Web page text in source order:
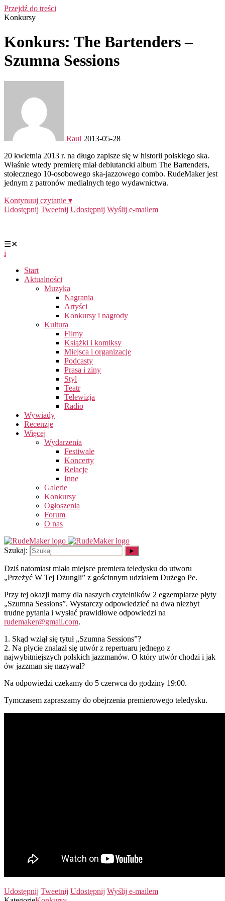
Przejdź do treści
Konkursy
Konkurs: The Bartenders –
Szumna Sessions
Raul 2013-05-28
20 kwietnia 2013 r. na długo zapisze się w historii polskiego ska.
Właśnie wtedy premierę miał debiutancki album The Bartenders,
stołecznego 10-osobowego ska-jazzowego combo. RudeMaker jest
jednym z patronów medialnych tego wydawnictwa.
Kontynuuj czytanie ▾
Udostępnij Tweetnij Udostępnij Wyślij e-mailem
☰✕
i
Start
Aktualności
Muzyka
Nagrania
Artyści
Konkursy i nagrody
Kultura
Filmy
Książki i komiksy
Miejsca i organizacje
Podcasty
Prasa i ziny
Styl
Teatr
Telewizja
Radio
Wywiady
Recenzje
Więcej
Wydarzenia
Festiwale
Koncerty
Relacje
Inne
Galerie
Konkursy
Ogłoszenia
Forum
O nas
Szukaj:
Dziś natomiast miała miejsce premiera teledysku do utworu
„Przeżyć W Tej Dżungli” z gościnnym udziałem Dużego Pe.
Przy tej okazji mamy dla naszych czytelników 2 egzemplarze płyty
„Szumna Sessions”. Wystarczy odpowiedzieć na dwa niezbyt
trudne pytania i wysłać prawidłowe odpowiedzi na
rudemaker@gmail.com.
1. Skąd wziął się tytuł „Szumna Sessions”?
2. Na płycie znalazł się utwór z repertuaru jednego z
najwybitniejszych polskich jazzmanów. O który utwór chodzi i jak
ów jazzman się nazywał?
Na odpowiedzi czekamy do 5 czerwca do godziny 19:00.
Tymczasem zapraszamy do obejrzenia premierowego teledysku.
Udostępnij Tweetnij Udostępnij Wyślij e-mailem